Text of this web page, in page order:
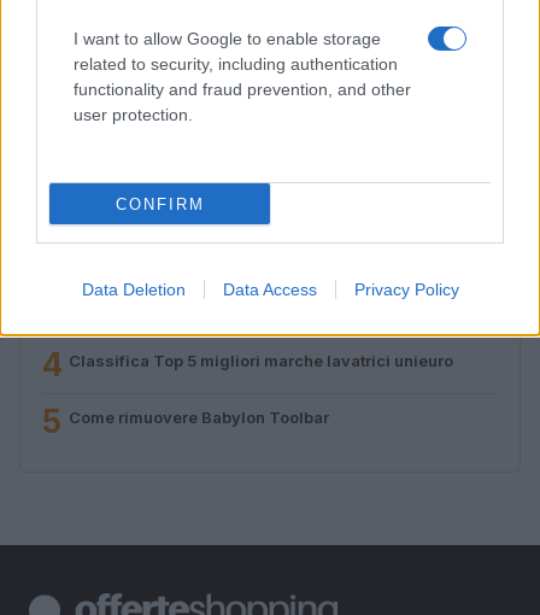
I want to allow Google to enable storage
related to security, including authentication
functionality and fraud prevention, and other
user protection.
CONFIRM
Data Deletion Data Access Privacy Policy
Davide Ferraro · 19 Lug 2026
1 Uniero: tutto l’elettronica a prezzi incredibili
2 Come scegliere un monitor gaming a buon prezzo
Huawei: tutti i modelli più venduti sul mercato
4 Classifica Top 5 migliori marche lavatrici unieuro
5 Come rimuovere Babylon Toolbar